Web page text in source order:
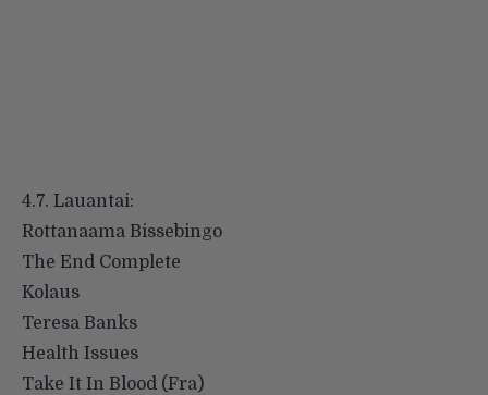
4.7. Lauantai:
Rottanaama Bissebingo
The End Complete
Kolaus
Teresa Banks
Health Issues
Take It In Blood (Fra)